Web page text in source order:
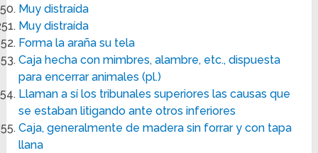
Muy distraída
Muy distraída
Forma la araña su tela
Caja hecha con mimbres, alambre, etc., dispuesta
para encerrar animales (pl.)
Llaman a sí los tribunales superiores las causas que
se estaban litigando ante otros inferiores
Caja, generalmente de madera sin forrar y con tapa
llana